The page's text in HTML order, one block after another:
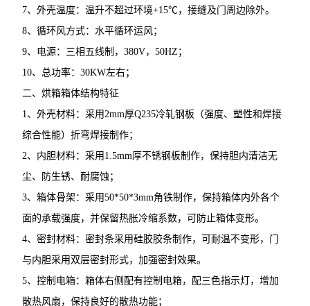
7、外壳温度：温升不超过环境+15℃，接缝及门周边除外。
8、循环风方式：水平循环运风；
9、电源：三相五线制，380V，50HZ；
10、总功率：30KW左右；
二、烘箱箱体结构特征
1、外壳材料：采用2mm厚Q235冷轧钢板（强度、塑性和焊接
综合性能）折弯焊接制作；
2、内胆材料：采用1.5mm厚不锈钢板制作，保持胆内清洁无
尘、防生锈、耐腐蚀；
3、箱体骨架：采用50*50*3mm角铁制作，保持箱体内外各个
面的承载强度，并保留热胀冷缩系数，可防止箱体变形。
4、密封材料：密封条采用硅胶胶条制作，可耐温不变形，门
与内胆采用双层密封形式，加强密封效果。
5、控制电箱：箱体右侧配有控制电箱，配三色指示灯，增加
散热风扇，保持良好的散热功能；